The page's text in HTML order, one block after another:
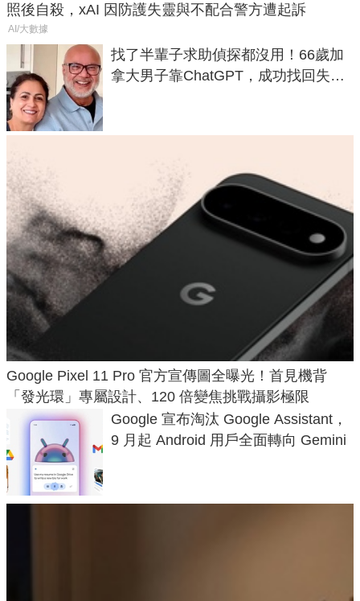
照後自殺，xAI 因防護失靈與不配合警方遭起訴
AI/大數據
找了半輩子求助偵探都沒用！66歲加
拿大男子靠ChatGPT，成功找回失散
Google Pixel 11 Pro 官方宣傳圖全曝光！首見機背
「發光環」專屬設計、120 倍變焦挑戰攝影極限
Google 宣布淘汰 Google Assistant，
9 月起 Android 用戶全面轉向 Gemini